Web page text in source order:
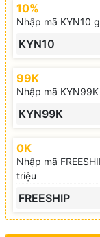
10%
Nhập mã KYN10
KYN10
99K
Nhập mã
KYN99K
0K
Nhập mã
triệu
FREESHIP